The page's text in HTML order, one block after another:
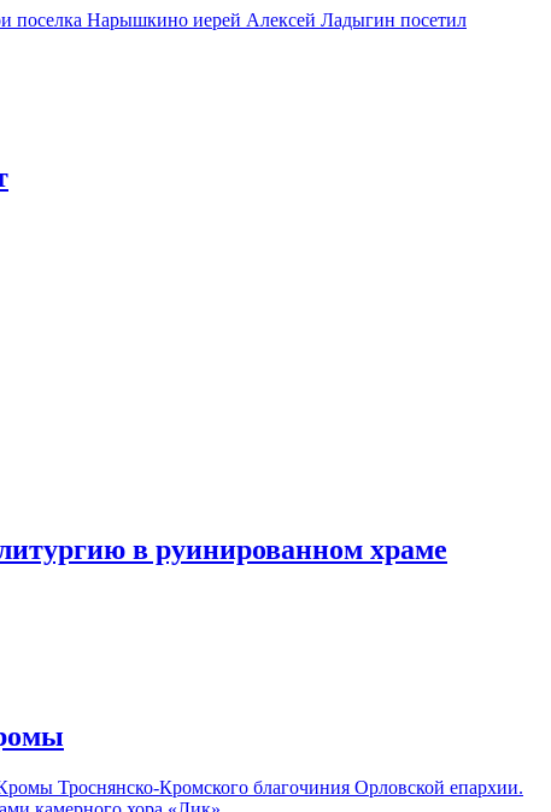
поселка Нарышкино иерей Алексей Ладыгин посетил
в руинированном храме
Троснянско-Кромского благочиния Орловской епархии.